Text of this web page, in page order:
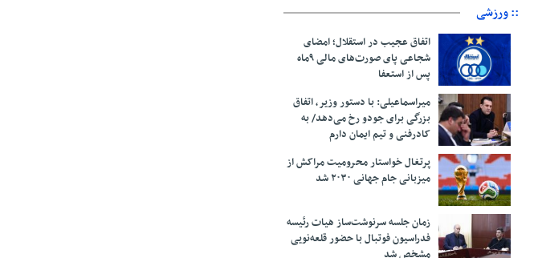
:: ورزشی
اتفاق عجیب در استقلال؛ امضای
شجاعی پای صورت‌های مالی ٩ماه
پس از استعفا
میراسماعیلی: با دستور وزیر، اتفاق
بزرگی برای جودو رخ می‌دهد/ به
کادرفنی و تیم ایمان دارم
پرتغال خواستار محرومیت مراکش از
میزبانی جام جهانی ۲۰۳۰ شد
زمان جلسه سرنوشت‌ساز هیات رئیسه
فدراسیون فوتبال با حضور قلعه‌نویی